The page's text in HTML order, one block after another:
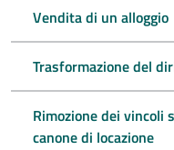
Vendita di un alloggio
Trasformazione del
Rimozione dei vincoli
canone di locazione